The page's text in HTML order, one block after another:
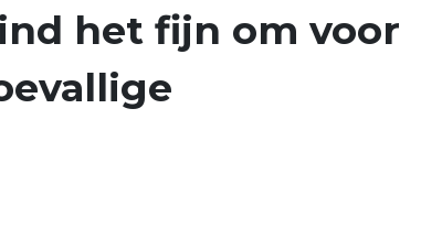
het fijn om voor